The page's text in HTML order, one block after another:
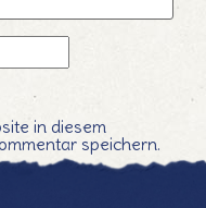
in diesem
speichern.